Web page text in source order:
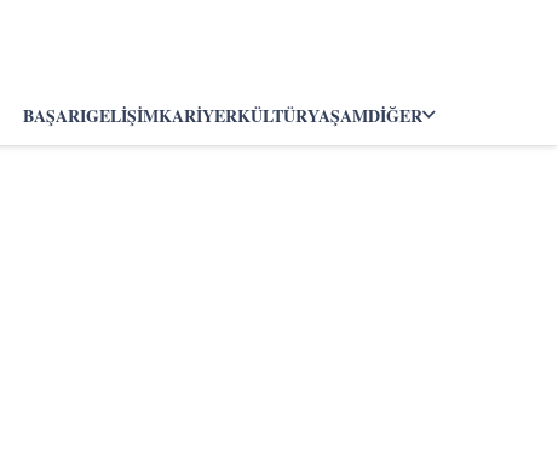
BAŞARIGELIŞIMKARIYERKÜLTÜRYAŞAMDIĞER